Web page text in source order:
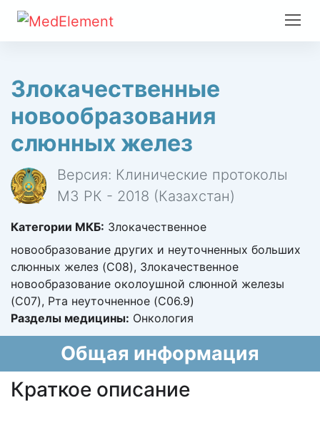
Злокачественные
новообразования
слюнных желез
Версия: Клинические протоколы
МЗ РК - 2018 (Казахстан)
Категории МКБ: Злокачественное
новообразование других и неуточненных больших
слюнных желез (C08), Злокачественное
новообразование околоушной слюнной железы
(C07), Рта неуточненное (C06.9)
Разделы медицины: Онкология
Общая информация
Краткое описание